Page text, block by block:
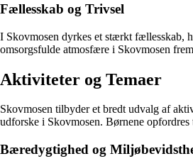
Fællesskab og Trivsel
I Skovmosen dyrkes et stærkt fællesskab,
omsorgsfulde atmosfære i Skovmosen
Aktiviteter og Temaer
Skovmosen tilbyder et bredt udvalg af
udforske i Skovmosen. Børnene
Bæredygtighed og